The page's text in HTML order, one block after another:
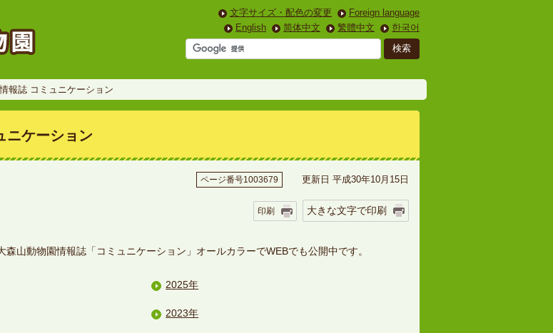
文字サイズ・配色の変更
Foreign language
English
简体中文 繁體中文 한국어
報誌 コミュニケーション
ニケーション
ページ番号1003679 更新日 平成30年10月15日
印刷 大きな文字で印刷
森山動物園情報誌「コミュニケーション」オールカラーでWEBでも公開中です。
2025年
2023年